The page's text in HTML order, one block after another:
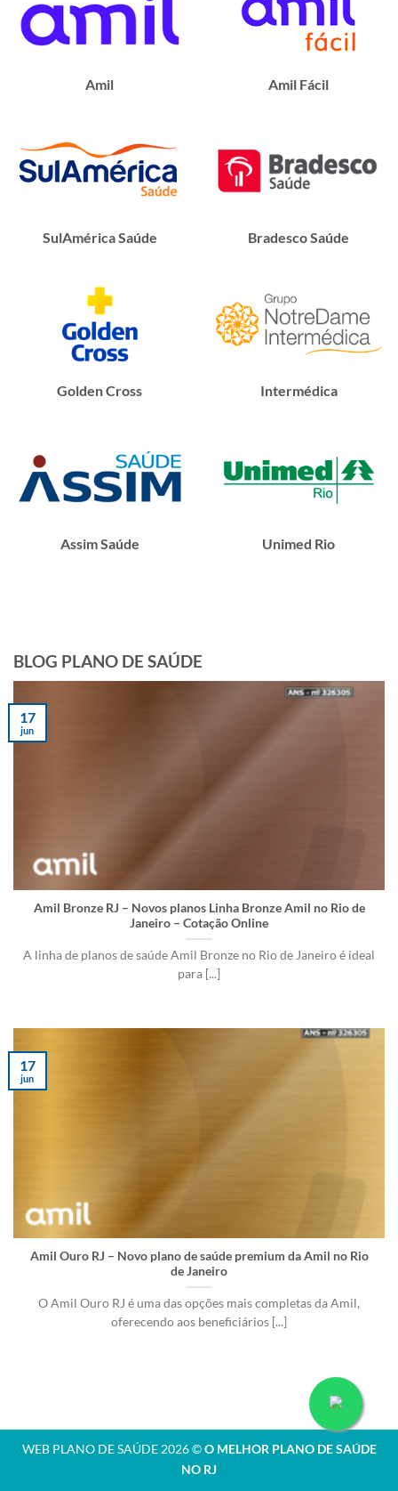
Amil Amil Fácil
SulAmérica Saúde Bradesco Saúde
Golden Cross Intermédica
Assim Saúde Unimed Rio
BLOG PLANO DE SAÚDE
Amil Bronze RJ – Novos planos Linha Bronze Amil no Rio de
Janeiro – Cotação Online
A linha de planos de saúde Amil Bronze no Rio de Janeiro é ideal
para [...]
17
jun
Amil Ouro RJ – Novo plano de saúde premium da Amil no Rio
de Janeiro
O Amil Ouro RJ é uma das opções mais completas da Amil,
oferecendo aos beneficiários [...]
17
jun
WEB PLANO DE SAÚDE 2026 ©O MELHOR PLANO DE SAÚDE
NO RJ